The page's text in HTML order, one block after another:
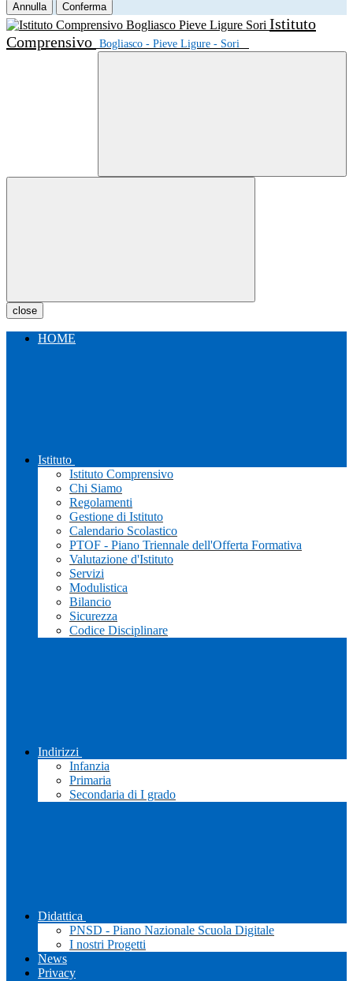
Annulla Conferma
Istituto
Comprensivo Bogliasco - Pieve Ligure - Sori
close
HOME
Istituto
Istituto Comprensivo
Chi Siamo
Regolamenti
Gestione di Istituto
Calendario Scolastico
PTOF - Piano Triennale dell'Offerta Formativa
Valutazione d'Istituto
Servizi
Modulistica
Bilancio
Sicurezza
Codice Disciplinare
Indirizzi
Infanzia
Primaria
Secondaria di I grado
Didattica
PNSD - Piano Nazionale Scuola Digitale
I nostri Progetti
News
Privacy